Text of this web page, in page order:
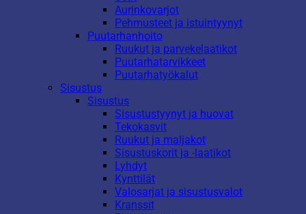
Aurinkovarjot
Pehmusteet ja istuintyynyt
Puutarhanhoito
Ruukut ja parvekelaatikot
Puutarhatarvikkeet
Puutarhatyökalut
Sisustus
Sisustus
Sisustustyynyt ja huovat
Tekokasvit
Ruukut ja maljakot
Sisustuskorit ja -laatikot
Lyhdyt
Kynttilät
Valosarjat ja sisustusvalot
Kranssit